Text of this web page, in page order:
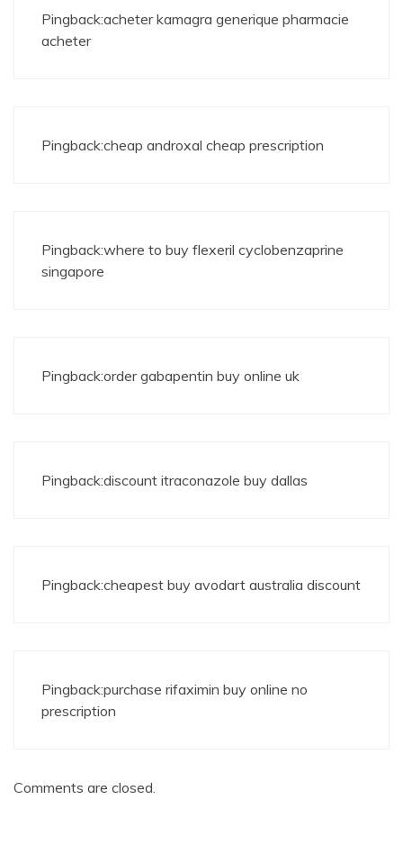
Pingback:acheter kamagra generique pharmacie
acheter
Pingback:cheap androxal cheap prescription
Pingback:where to buy flexeril cyclobenzaprine
singapore
Pingback:order gabapentin buy online uk
Pingback:discount itraconazole buy dallas
Pingback:cheapest buy avodart australia discount
Pingback:purchase rifaximin buy online no
prescription
Comments are closed.